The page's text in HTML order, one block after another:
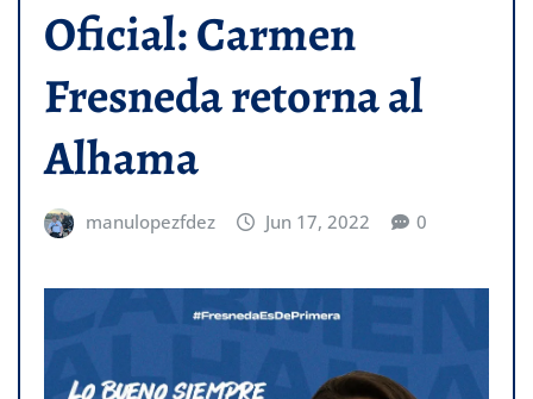
Oficial: Carmen
Fresneda retorna al
Alhama
manulopezfdez Jun 17, 2022 0